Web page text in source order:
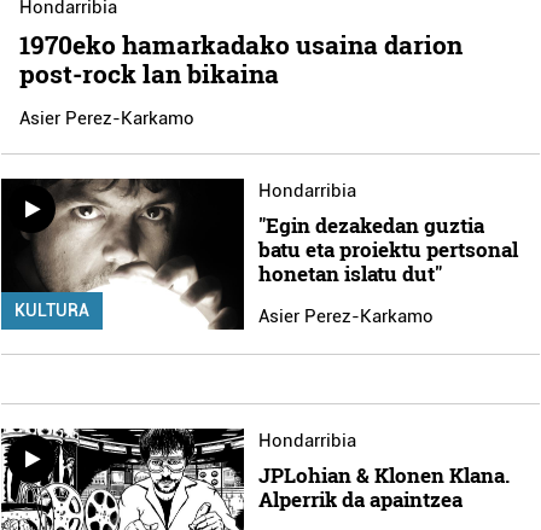
Hondarribia
1970eko hamarkadako usaina darion
post-rock lan bikaina
Asier Perez-Karkamo
KULTURA
Hondarribia
"Egin dezakedan guztia
batu eta proiektu pertsonal
honetan islatu dut"
Asier Perez-Karkamo
Hondarribia
JPLohian & Klonen Klana.
Alperrik da apaintzea